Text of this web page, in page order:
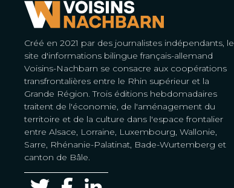
Créé en 2021 par des journalistes indépendants, le
site d'informations bilingue français-allemand
Voisins-Nachbarn se consacre aux coopérations
transfrontalières entre le Rhin supérieur et la
Grande Région. Trois éditions hebdomadaires
traitent de l'économie, de l'aménagement du
territoire et de la culture dans l'espace frontalier
entre Alsace, Lorraine, Luxembourg, Wallonie,
Sarre, Rhénanie-Palatinat, Bade-Wurtemberg et
canton de Bâle.